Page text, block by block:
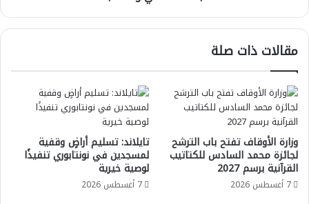
مقالات ذات صلة
وزارة الأوقاف تفتح باب الترشح
لجائزة محمد السادس للكتاتيب
القرآنية برسم 2027
7 أغسطس 2026
تايلاند: تسليم أراضٍ وقفية
لمسجدين في نونتابوري تنفيذًا
لوصية خيرية
7 أغسطس 2026